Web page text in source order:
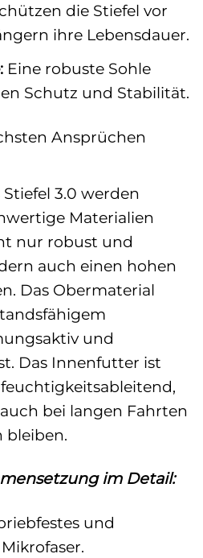
die Stiefel vor
ihre Lebensdauer.
Eine robuste Sohle
Schutz und Stabilität.
Ansprüchen
3.0 werden
Materialien
nur robust und
auch einen hohen
Das Obermaterial
und
Das Innenfutter ist
bei langen Fahrten
bleiben.
im Detail:
und